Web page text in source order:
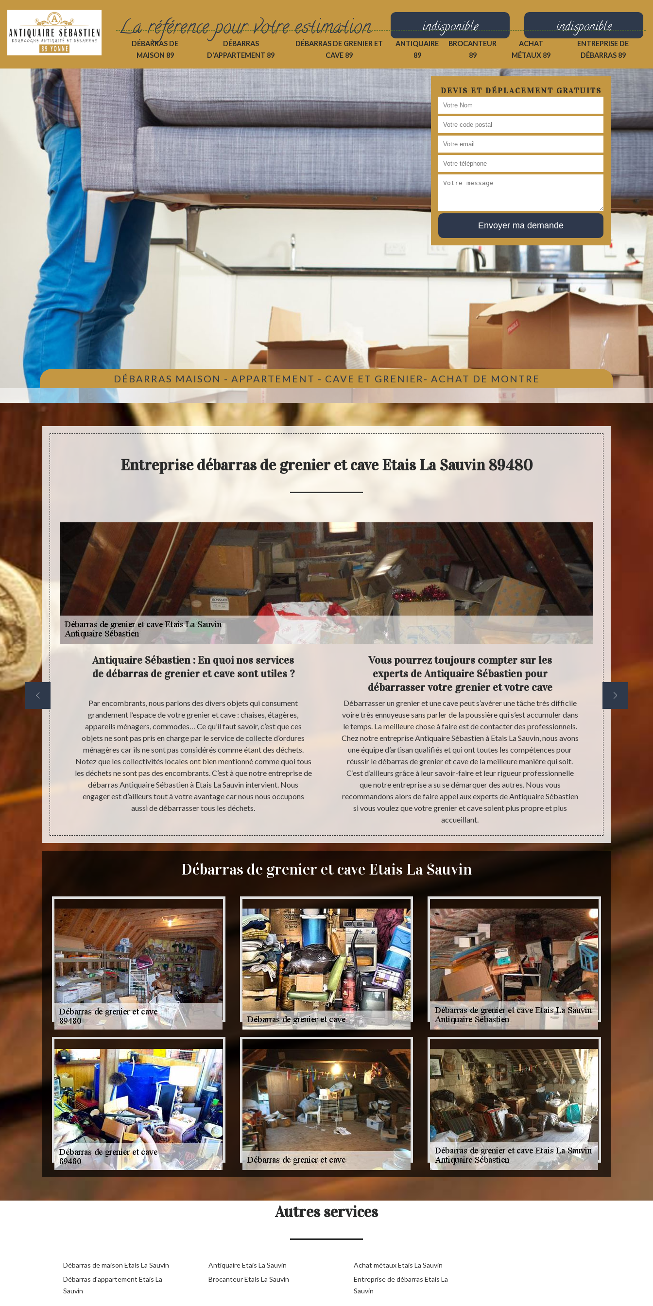
La référence pour votre estimation indisponible indisponible
DÉBARRAS DE
MAISON 89
DÉBARRAS
D'APPARTEMENT 89
DÉBARRAS DE GRENIER ET
CAVE 89
ANTIQUAIRE
89
BROCANTEUR
89
ACHAT
MÉTAUX 89
ENTREPRISE DE
DÉBARRAS 89
DEVIS ET DÉPLACEMENT GRATUITS
DÉBARRAS MAISON - APPARTEMENT - CAVE ET GRENIER- ACHAT DE MONTRE
Entreprise débarras de grenier et cave Etais La Sauvin 89480
devis
d’un
vos biens
Antiquaire Sébastien : En quoi nos services
de débarras de grenier et cave sont utiles ?
Par encombrants, nous parlons des divers objets qui consument
grandement l’espace de votre grenier et cave : chaises, étagères,
appareils ménagers, commodes… Ce qu’il faut savoir, c’est que ces
objets ne sont pas pris en charge par le service de collecte d’ordures
ménagères car ils ne sont pas considérés comme étant des déchets.
Notez que les collectivités locales ont bien mentionné comme quoi tous
les déchets ne sont pas des encombrants. C’est à que notre entreprise de
débarras Antiquaire Sébastien à Etais La Sauvin intervient. Nous
engager est d’ailleurs tout à votre avantage car nous nous occupons
aussi de débarrasser tous les déchets.
Vous pourrez toujours compter sur les
experts de Antiquaire Sébastien pour
débarrasser votre grenier et votre cave
Débarrasser un grenier et une cave peut s’avérer une tâche très difficile
voire très ennuyeuse sans parler de la poussière qui s’est accumuler dans
le temps. La meilleure chose à faire est de contacter des professionnels.
Chez notre entreprise Antiquaire Sébastien à Etais La Sauvin, nous avons
une équipe d’artisan qualifiés et qui ont toutes les compétences pour
réussir le débarras de grenier et cave de la meilleure manière qui soit.
C’est d’ailleurs grâce à leur savoir-faire et leur rigueur professionnelle
que notre entreprise a su se démarquer des autres. Nous vous
recommandons alors de faire appel aux experts de Antiquaire Sébastien
si vous voulez que votre grenier et cave soient plus propre et plus
accueillant.
Débarras de grenier et cave Etais La Sauvin
Autres services
Débarras de maison Etais La Sauvin
Débarras d'appartement Etais La
Sauvin
Antiquaire Etais La Sauvin
Brocanteur Etais La Sauvin
Achat métaux Etais La Sauvin
Entreprise de débarras Etais La
Sauvin